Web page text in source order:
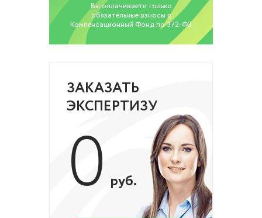
Вы оплачиваете только
обязательные взносы в
Компенсационный Фонд по 372-ФЗ
ЗАКАЗАТЬ
ЭКСПЕРТИЗУ
0 руб.